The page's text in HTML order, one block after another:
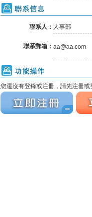
聯系信息
聯系人： 人事部
聯系郵箱： aa@aa.com
功能操作
您還沒有登錄或注冊，請先注冊
立刻注冊
立刻